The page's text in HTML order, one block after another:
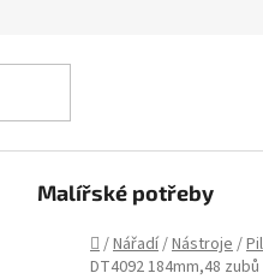
Malířské potřeby
Domů
/Nářadí/Nástroje/
DT4092 184mm,48 zubů